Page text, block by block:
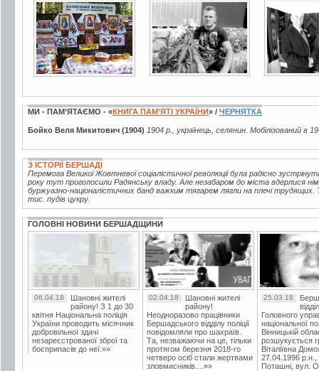
2 фото
МИ - ПАМ’ЯТАЄМО - «КНИГА ПАМ’ЯТІ УКРАЇНИ» / ЧЕРНЯТКА
Бойко Веля Микитович (1904) 1904 р., українець, селянин. Мобілізований в
З ІСТОРІЇ БЕРШАДІ
Перемога Великої Жовтневої соціалістичної революції була радісно
року тут проголосили Радянську владу. Але незабаром до міста вдерлися
буржуазно-націоналістичних банд важким тягарем лягли на плечі трудящих.
тис. пудів цукру.
ГОЛОВНІ НОВИНИ БЕРШАДЩИНИ
06.04.18
Шановні жителі
району! З 1 до 30
квітня Національна поліція
України проводить місячник
добровільної здачі
незареєстрованої зброї та
боєприпасів до неї.»»
02.04.18
Шановні жителі
району!
Неодноразово працівники
Бершадського відділу поліції
повідомляли про шахраїв.
Та, незважаючи на це, тільки
протягом березня 2018-го
четверо осіб стали жертвами
зловмисників....»»
25.03.18
Головного
національної
Вінницькій
розшукується
Віталіївна
27.04.1996 р.н.,
Поташні, вул.